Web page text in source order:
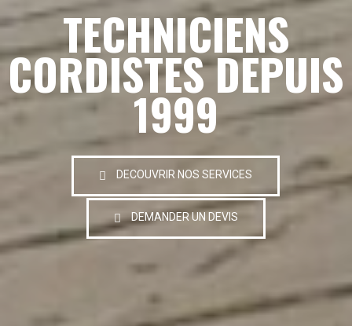
TECHNICIENS
CORDISTES DEPUIS
1999
DECOUVRIR NOS SERVICES
DEMANDER UN DEVIS